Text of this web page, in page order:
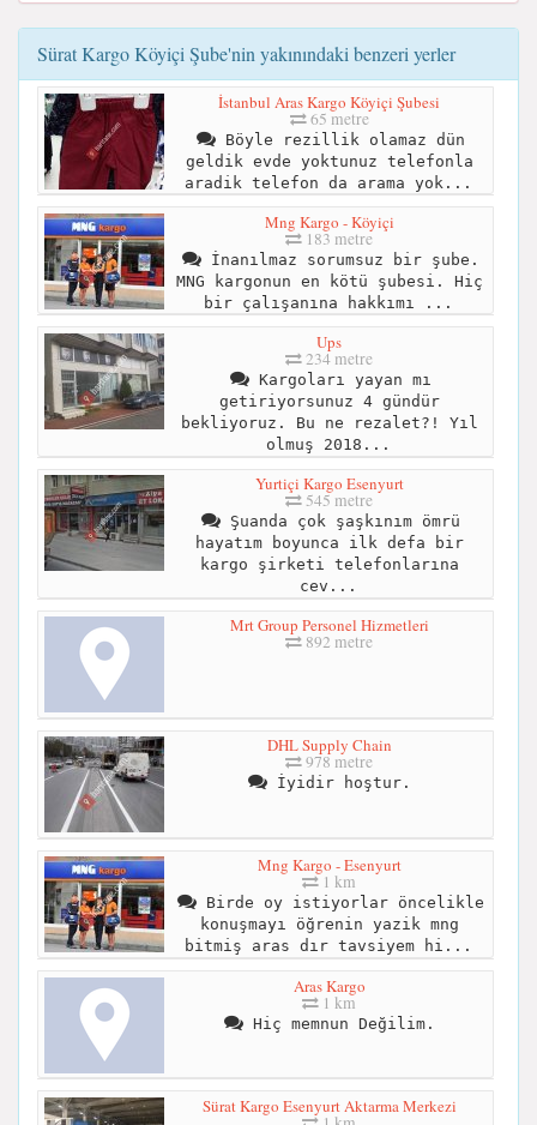
Sürat Kargo Köyiçi Şube'nin yakınındaki benzeri yerler
İstanbul Aras Kargo Köyiçi Şubesi
65 metre
Böyle rezillik olamaz dün
geldik evde yoktunuz telefonla
aradik telefon da arama yok...
Mng Kargo - Köyiçi
183 metre
İnanılmaz sorumsuz bir şube.
MNG kargonun en kötü şubesi. Hiç
bir çalışanına hakkımı ...
Ups
234 metre
Kargoları yayan mı
getiriyorsunuz 4 gündür
bekliyoruz. Bu ne rezalet?! Yıl
olmuş 2018...
Yurtiçi Kargo Esenyurt
545 metre
Şuanda çok şaşkınım ömrü
hayatım boyunca ilk defa bir
kargo şirketi telefonlarına
cev...
Mrt Group Personel Hizmetleri
892 metre
DHL Supply Chain
978 metre
İyidir hoştur.
Mng Kargo - Esenyurt
1 km
Birde oy istiyorlar öncelikle
konuşmayı öğrenin yazik mng
bitmiş aras dır tavsiyem hi...
Aras Kargo
1 km
Hiç memnun Değilim.
Sürat Kargo Esenyurt Aktarma Merkezi